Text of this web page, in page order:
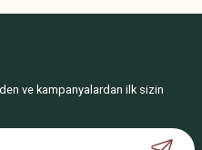
ve kampanyalardan ilk sizin